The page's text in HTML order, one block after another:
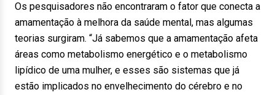
Os pesquisadores não encontraram o fator que conecta a
amamentação à melhora da saúde mental, mas algumas
teorias surgiram. “Já sabemos que a amamentação afeta
áreas como metabolismo energético e o metabolismo
lipídico de uma mulher, e esses são sistemas que já
estão implicados no envelhecimento do cérebro e no